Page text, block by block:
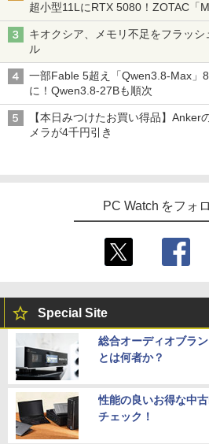
超小型11LにRTX 5080！ZOTAC「
実力を探る
キオクシア、メモリ不足をフラッ
ル
一部Fable 5超え「Qwen3.8-Max」
に！Qwen3.8-27Bも順次
【本日みつけたお買い得品】Anker
メラが4千円引き
PC Watch をフォ
Special Site
総合オーディオブラ
とは何者か？
性能の良いお得な中
チェック！